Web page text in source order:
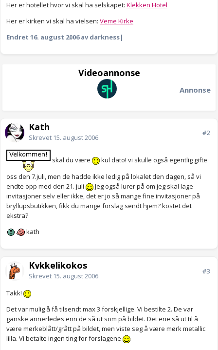
Her er hotellet hvor vi skal ha selskapet: Klekken Hotel
Her er kirken vi skal ha vielsen: Veme Kirke
Endret 16. august 2006av darkness|
Videoannonse
Annonse
Kath
Skrevet 15. august 2006
#2
skal du være
kul dato! vi skulle også egentlig gifte
oss den 7.juli, men de hadde ikke ledig på lokalet den dagen, så vi
endte opp med den 21. juli
Jeg også lurer på om jeg skal lage
invitasjoner selv eller ikke, det er jo så mange fine invitasjoner på
bryllupsbutikken, fikk du mange forslag sendt hjem? kostet det
ekstra?
kath
Kykkelikokos
Skrevet 15. august 2006
#3
Takk!
Det var mulig å få tilsendt max 3 forskjellige. Vi bestilte 2. De var
ganske annerledes enn de så ut som på bildet. Det ene så ut til å
være mørkeblått/grått på bildet, men viste seg å være mørk metallic
lilla. Vi betalte ingen ting for forslagene